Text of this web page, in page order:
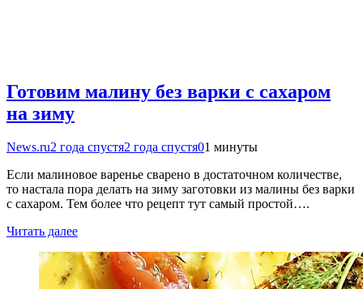
Готовим малину без варки с сахаром
на зиму
News.ru2 года спустя2 года спустя01 минуты
Если малиновое варенье сварено в достаточном количестве,
то настала пора делать на зиму заготовки из малины без варки
с сахаром. Тем более что рецепт тут самый простой….
Читать далее